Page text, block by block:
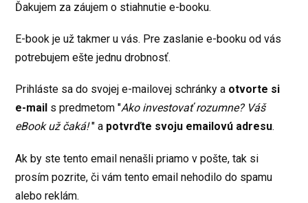
Ďakujem za záujem o stiahnutie e-booku.
E-book je už takmer u vás. Pre zaslanie e-booku od vás
potrebujem ešte jednu drobnosť.
Prihláste sa do svojej e-mailovej schránky a otvorte si
e-mail s predmetom "Ako investovať rozumne? Váš
eBook už čaká!" a potvrďte svoju emailovú adresu.
Ak by ste tento email nenašli priamo v pošte, tak si
prosím pozrite, či vám tento email nehodilo do spamu
alebo reklám.